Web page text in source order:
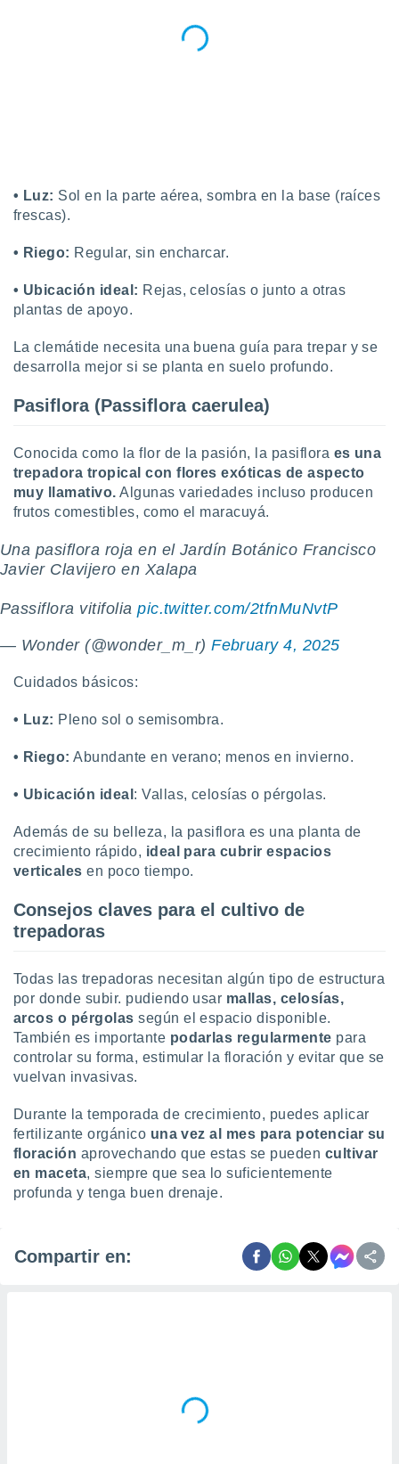
• Luz: Sol en la parte aérea, sombra en la base (raíces
frescas).
• Riego: Regular, sin encharcar.
• Ubicación ideal: Rejas, celosías o junto a otras
plantas de apoyo.
La clemátide necesita una buena guía para trepar y se
desarrolla mejor si se planta en suelo profundo.
Pasiflora (Passiflora caerulea)
Conocida como la flor de la pasión, la pasiflora es una
trepadora tropical con flores exóticas de aspecto
muy llamativo. Algunas variedades incluso producen
frutos comestibles, como el maracuyá.
Una pasiflora roja en el Jardín Botánico Francisco
Javier Clavijero en Xalapa
Passiflora vitifoliapic.twitter.com/2tfnMuNvtP
— Wonder (@wonder_m_r)February 4, 2025
Cuidados básicos:
• Luz: Pleno sol o semisombra.
• Riego: Abundante en verano; menos en invierno.
• Ubicación ideal : Vallas, celosías o pérgolas.
Además de su belleza, la pasiflora es una planta de
crecimiento rápido, ideal para cubrir espacios
verticales en poco tiempo.
Consejos claves para el cultivo de
trepadoras
Todas las trepadoras necesitan algún tipo de estructura
por donde subir. pudiendo usar mallas, celosías,
arcos o pérgolas según el espacio disponible.
También es importante podarlas regularmente para
controlar su forma, estimular la floración y evitar que se
vuelvan invasivas.
Durante la temporada de crecimiento, puedes aplicar
fertilizante orgánico una vez al mes para potenciar su
floración aprovechando que estas se pueden cultivar
en maceta, siempre que sea lo suficientemente
profunda y tenga buen drenaje.
Compartir en: